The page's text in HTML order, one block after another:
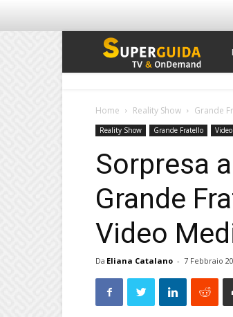
TV
Home Reality Show Grande
Reality Show Grande Fratello Video
Sorpresa
Grande
Video
Da Eliana Catalano - 7 Febbraio